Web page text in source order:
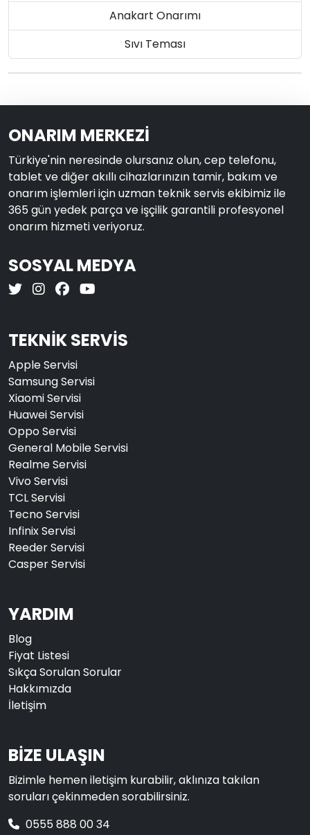
Anakart Onarımı
Sıvı Teması
ONARIM MERKEZİ
Türkiye'nin neresinde olursanız olun, cep telefonu,
tablet ve diğer akıllı cihazlarınızın tamir, bakım ve
onarım işlemleri için uzman teknik servis ekibimiz ile
365 gün yedek parça ve işçilik garantili profesyonel
onarım hizmeti veriyoruz.
SOSYAL MEDYA
TEKNİK SERVİS
Apple Servisi
Samsung Servisi
Xiaomi Servisi
Huawei Servisi
Oppo Servisi
General Mobile Servisi
Realme Servisi
Vivo Servisi
TCL Servisi
Tecno Servisi
Infinix Servisi
Reeder Servisi
Casper Servisi
YARDIM
Blog
Fiyat Listesi
Sıkça Sorulan Sorular
Hakkımızda
İletişim
BİZE ULAŞIN
Bizimle hemen iletişim kurabilir, aklınıza takılan
soruları çekinmeden sorabilirsiniz.
0555 888 00 34